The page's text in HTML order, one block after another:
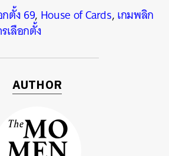
กตั้ง 69, House of Cards,เกมพลิก
เลือกตั้ง
AUTHOR